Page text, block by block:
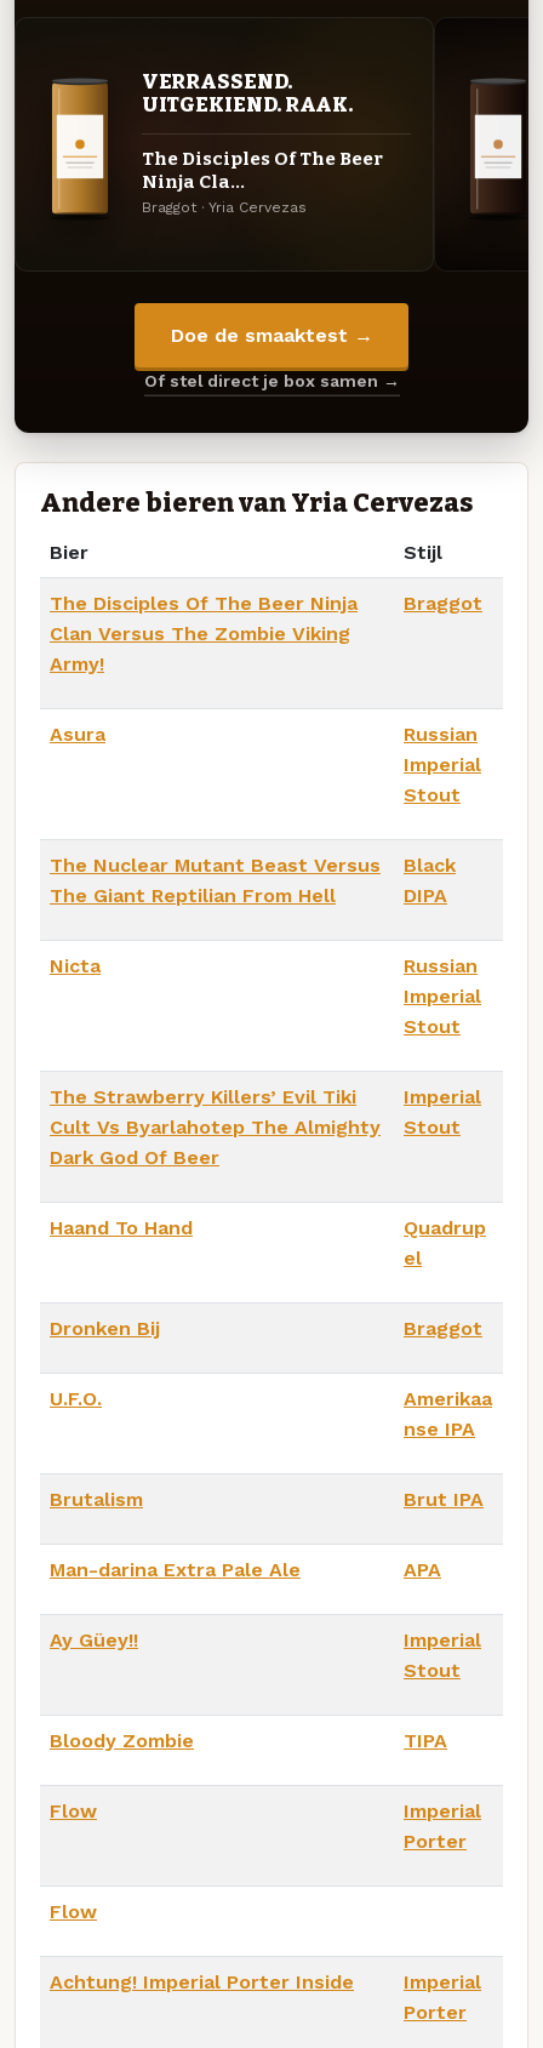
VERRASSEND.
UITGEKIEND. RAAK.
The Disciples Of The Beer
Ninja Cla...
Braggot · Yria Cervezas
Doe de smaaktest →
Of stel direct je box samen →
Andere bieren van Yria Cervezas
Bier Stijl
The Disciples Of The Beer Ninja
Clan Versus The Zombie Viking
Army!
Braggot
Asura
Russian
Imperial
Stout
The Nuclear Mutant Beast Versus
The Giant Reptilian From Hell
Black
DIPA
Nicta
Russian
Imperial
Stout
The Strawberry Killers’ Evil Tiki
Cult Vs Byarlahotep The Almighty
Dark God Of Beer
Imperial
Stout
Haand To Hand
Quadrup
el
Dronken Bij Braggot
U.F.O.
Amerikaa
nse IPA
Brutalism Brut IPA
Man-darina Extra Pale Ale APA
Ay Güey!!
Imperial
Stout
Bloody Zombie TIPA
Flow
Imperial
Porter
Flow
Achtung! Imperial Porter Inside
Imperial
Porter